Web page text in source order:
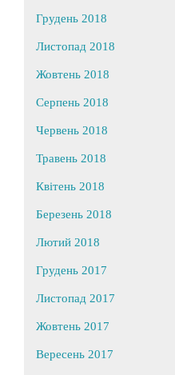
Грудень 2018
Листопад 2018
Жовтень 2018
Серпень 2018
Червень 2018
Травень 2018
Квітень 2018
Березень 2018
Лютий 2018
Грудень 2017
Листопад 2017
Жовтень 2017
Вересень 2017